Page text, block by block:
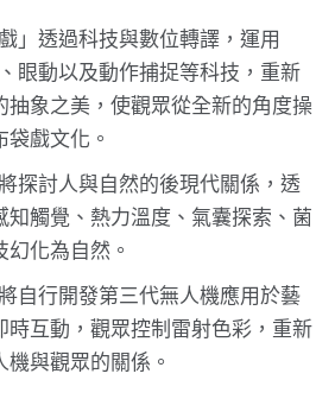
」透過科技與數位轉譯，運用
眼動以及動作捕捉等科技，重新
抽象之美，使觀眾從全新的角度操
戲文化。
將探討人與自然的後現代關係，透
知觸覺、熱力溫度、氣囊探索、菌
化為自然。
將自行開發第三代無人機應用於藝
時互動，觀眾控制雷射色彩，重新
與觀眾的關係。